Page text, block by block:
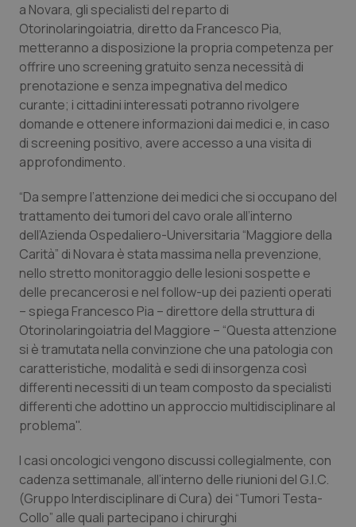
Liguria
Lombardia
Marche
Molise
Provincia Autonoma di Bolzano
Provincia Autonoma di Trento
Puglia
Sardegna
Sicilia
Toscana
Umbria
Valle D’Aosta
Disturbi dell’umore
Dolore
Donna & Salute
Epatiti
Infezioni & Febbre
Ipertensione & Scompenso
Malattie rare
Malattia di Crohn & Rettocolite Ulcerosa
Neuroscienze & patologie neurodegenerative
Obesità
Oftalmologia
Oncodermatologia
a Novara, gli specialisti del reparto di
Otorinolaringoiatria, diretto da Francesco Pia,
metteranno a disposizione la propria competenza per
offrire uno screening gratuito senza necessità di
prenotazione e senza impegnativa del medico
curante; i cittadini interessati potranno rivolgere
domande e ottenere informazioni dai medici e, in caso
di screening positivo, avere accesso a una visita di
approfondimento.
“Da sempre l’attenzione dei medici che si occupano del
trattamento dei tumori del cavo orale all’interno
dell’Azienda Ospedaliero-Universitaria “Maggiore della
Carità” di Novara è stata massima nella prevenzione,
nello stretto monitoraggio delle lesioni sospette e
delle precancerosi e nel follow-up dei pazienti operati
– spiega Francesco Pia – direttore della struttura di
Otorinolaringoiatria del Maggiore – “Questa attenzione
si è tramutata nella convinzione che una patologia con
caratteristiche, modalità e sedi di insorgenza così
differenti necessiti di un team composto da specialisti
differenti che adottino un approccio multidisciplinare al
problema".
I casi oncologici vengono discussi collegialmente, con
cadenza settimanale, all’interno delle riunioni del G.I.C.
(Gruppo Interdisciplinare di Cura) dei “Tumori Testa-
Collo” alle quali partecipano i chirurghi